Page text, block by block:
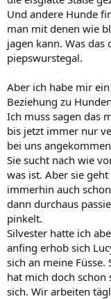
Und andere Hunde
man mit denen wie
jagen kann. Was das
piepswurstegal.
Aber ich habe mir
Beziehung zu
Ich muss sagen das
bis jetzt immer nur
bei uns
Sie sucht nach wie
was ist. Aber sie
immerhin auch
dann durchaus
pinkelt.
Silvester hatte ich
anfing erhob sich
sich an meine Füsse.
hat mich doch
sich. Wir arbeiten